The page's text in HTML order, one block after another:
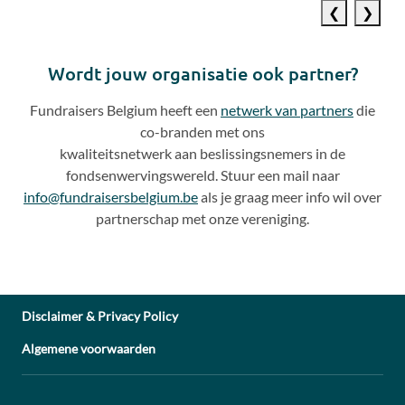
Wordt jouw organisatie ook partner?
Fundraisers Belgium heeft een netwerk van partnersdie
co-branden met ons
kwaliteitsnetwerk aan beslissingsnemers in de
fondsenwervingswereld. Stuur een mail naar
info@fundraisersbelgium.beals je graag meer info wil over
partnerschap met onze vereniging.
Disclaimer & Privacy Policy
Algemene voorwaarden